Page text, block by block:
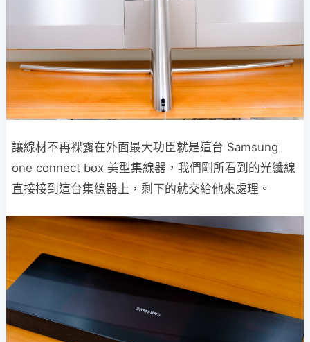
讓線材不再裸露在外面最大功臣就是這台 Samsung
one connect box 美型集線器，我們剛所看到的光纖線
直接接到這台集線器上，剩下的就交給他來處理。